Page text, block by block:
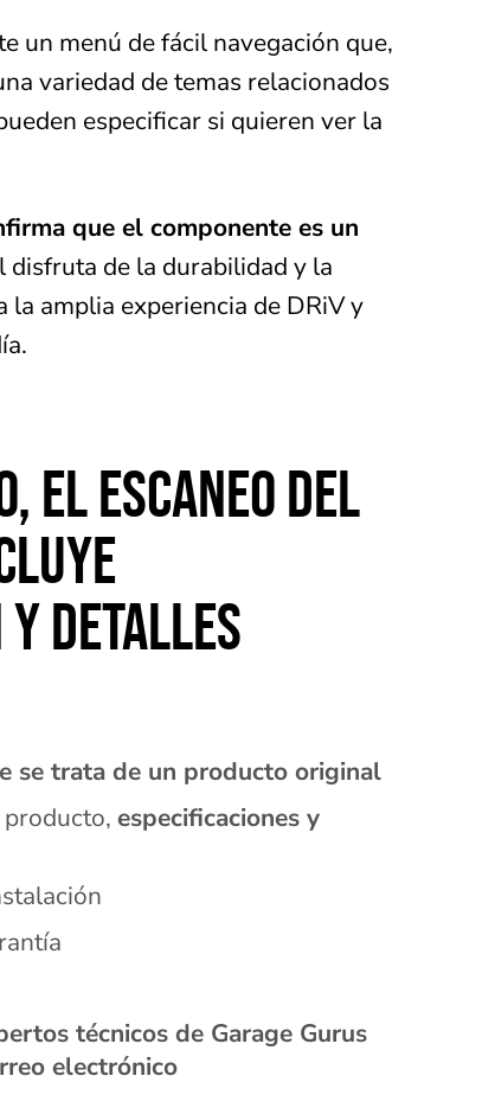
un menú de fácil navegación que,
variedad de temas relacionados
especificar si quieren ver la
que el componente es un
disfruta de la durabilidad y la
la amplia experiencia de DRiV y
EL ESCANEO DEL
DETALLES
se trata de un producto original
especificaciones y
técnicos de Garage Gurus
electrónico